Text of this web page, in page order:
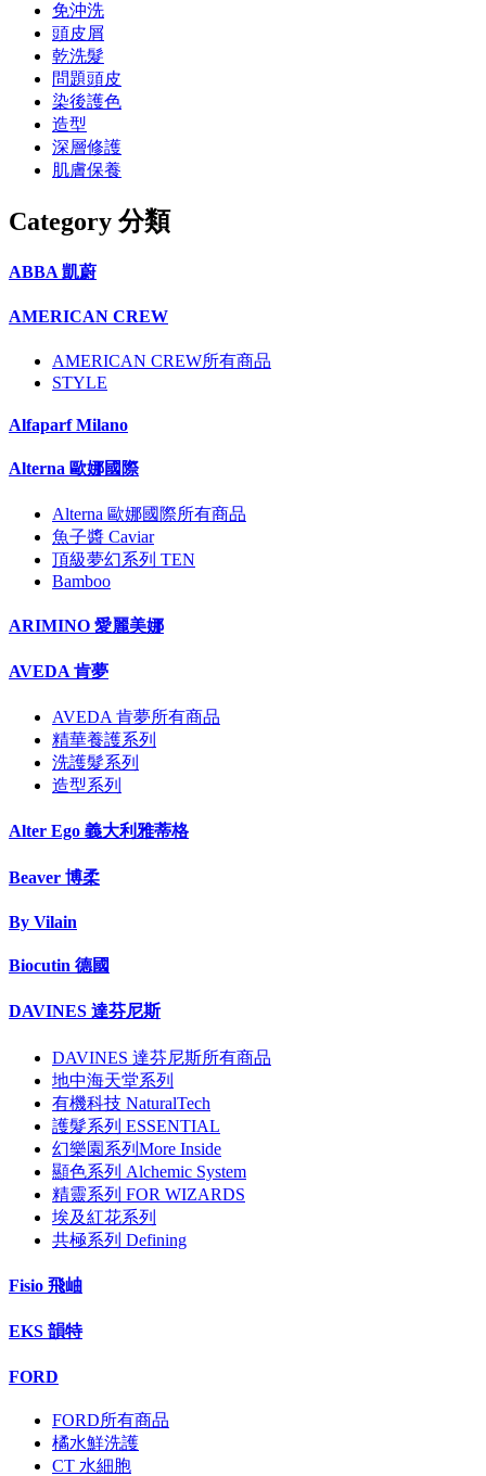
免沖洗
頭皮屑
乾洗髮
問題頭皮
染後護色
造型
深層修護
肌膚保養
Category 分類
ABBA 凱蔚
AMERICAN CREW
AMERICAN CREW所有商品
STYLE
Alfaparf Milano
Alterna 歐娜國際
Alterna 歐娜國際所有商品
魚子醬 Caviar
頂級夢幻系列 TEN
Bamboo
ARIMINO 愛麗美娜
AVEDA 肯夢
AVEDA 肯夢所有商品
精華養護系列
洗護髮系列
造型系列
Alter Ego 義大利雅蒂格
Beaver 博柔
By Vilain
Biocutin 德國
DAVINES 達芬尼斯
DAVINES 達芬尼斯所有商品
地中海天堂系列
有機科技 NaturalTech
護髮系列 ESSENTIAL
幻樂園系列More Inside
顯色系列 Alchemic System
精靈系列 FOR WIZARDS
埃及紅花系列
共極系列 Defining
Fisio 飛岫
EKS 韻特
FORD
FORD所有商品
橘水鮮洗護
CT 水細胞